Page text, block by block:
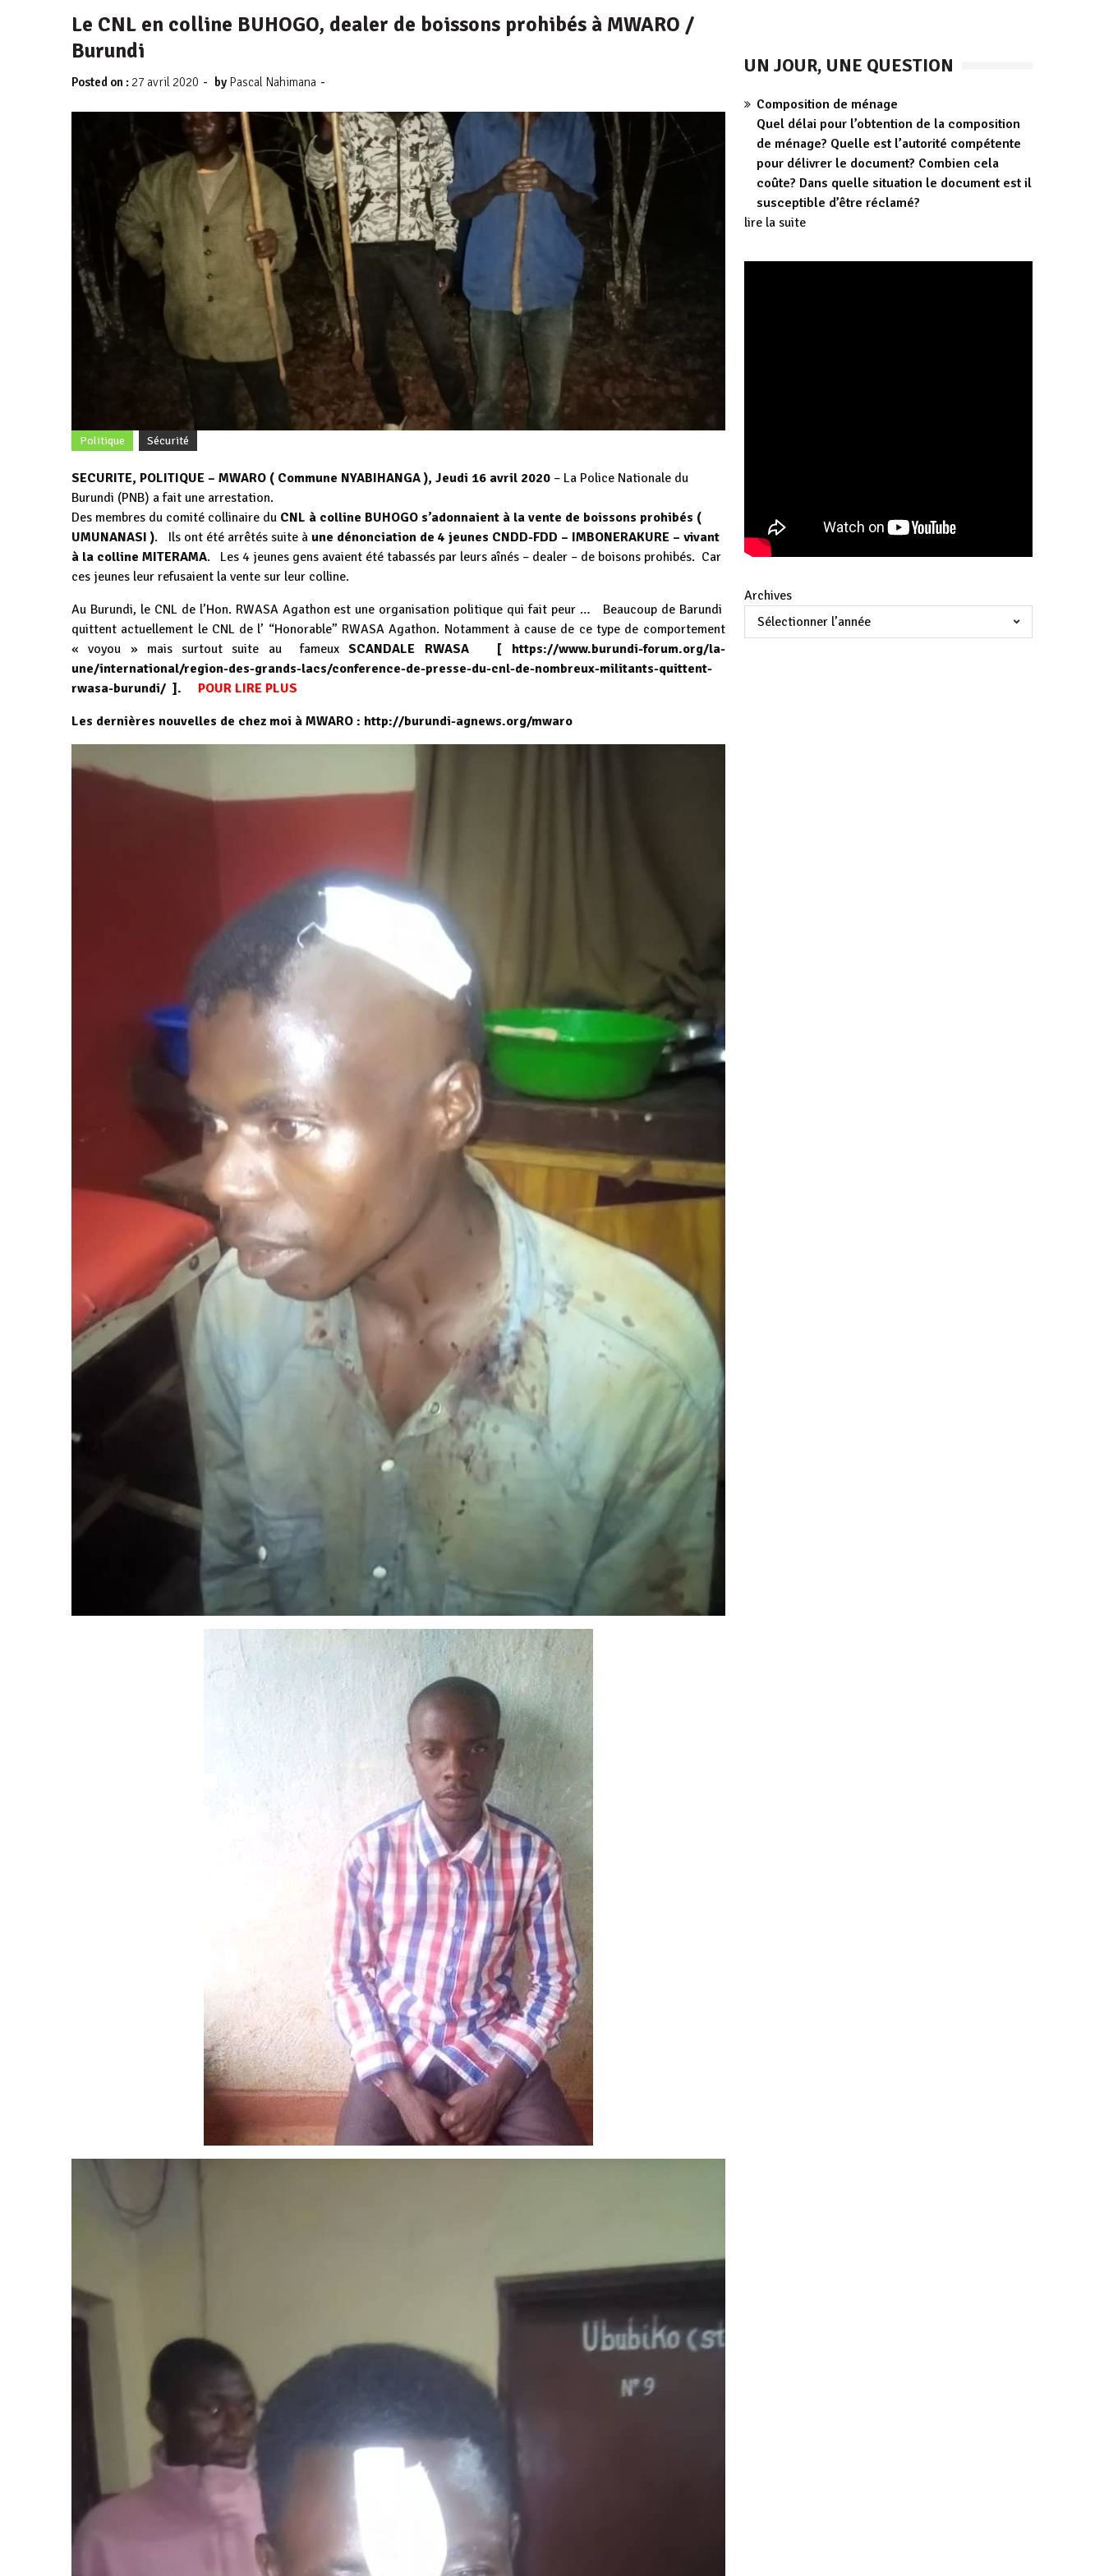
Le CNL en colline BUHOGO, dealer de boissons prohibés à MWARO /
Burundi
Posted on : 27 avril 2020 - by Pascal Nahimana -
Politique Sécurité
SECURITE, POLITIQUE – MWARO ( Commune NYABIHANGA ), Jeudi 16 avril 2020 – La Police Nationale du
Burundi (PNB) a fait une arrestation.
Des membres du comité collinaire du CNL à colline BUHOGO s’adonnaient à la vente de boissons prohibés (
UMUNANASI ). Ils ont été arrêtés suite à une dénonciation de 4 jeunes CNDD-FDD – IMBONERAKURE – vivant
à la colline MITERAMA. Les 4 jeunes gens avaient été tabassés par leurs aînés – dealer – de boisons prohibés. Car
ces jeunes leur refusaient la vente sur leur colline.
Au Burundi, le CNL de l’Hon. RWASA Agathon est une organisation politique qui fait peur … Beaucoup de Barundi
quittent actuellement le CNL de l’ “Honorable” RWASA Agathon. Notamment à cause de ce type de comportement
« voyou » mais surtout suite au fameuxSCANDALE RWASA [ https://www.burundi-forum.org/la-
une/international/region-des-grands-lacs/conference-de-presse-du-cnl-de-nombreux-militants-quittent-
rwasa-burundi/ ].
POUR LIRE PLUS
Les dernières nouvelles de chez moi à MWARO : http://burundi-agnews.org/mwaro
UN JOUR, UNE QUESTION
Composition de ménage
Quel délai pour l’obtention de la composition
de ménage? Quelle est l’autorité compétente
pour délivrer le document? Combien cela
coûte? Dans quelle situation le document est il
susceptible d’être réclamé?
lire la suite
Archives